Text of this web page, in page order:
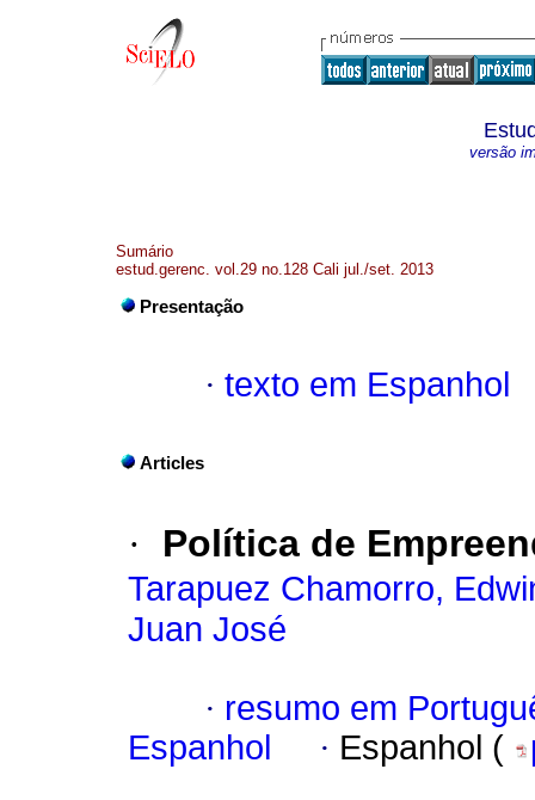
versão
Sumário
estud.gerenc. vol.29 no.128 Cali jul./set. 2013
Presentação
· texto em Espanhol
Articles
· Política de
Tarapuez Chamorro,
Juan José
· resumo em
Espanhol
· Espanhol (